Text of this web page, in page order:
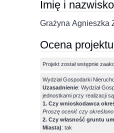
Imię i nazwisko
Grażyna
Ocena projektu
Projekt został wstępnie
Wydział Gospodarki
Uzasadnienie: Wydział
jednostkami przy realizacji
1. Czy wnioskodawca
Proszę ocenić czy określono
2. Czy własność gruntu
Miasta): tak